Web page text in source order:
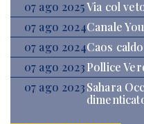
07 ago 2025Via col
07 ago 2024Canale
07 ago 2024Caos caldo
07 ago 2023Pollice
07 ago 2023Sahara